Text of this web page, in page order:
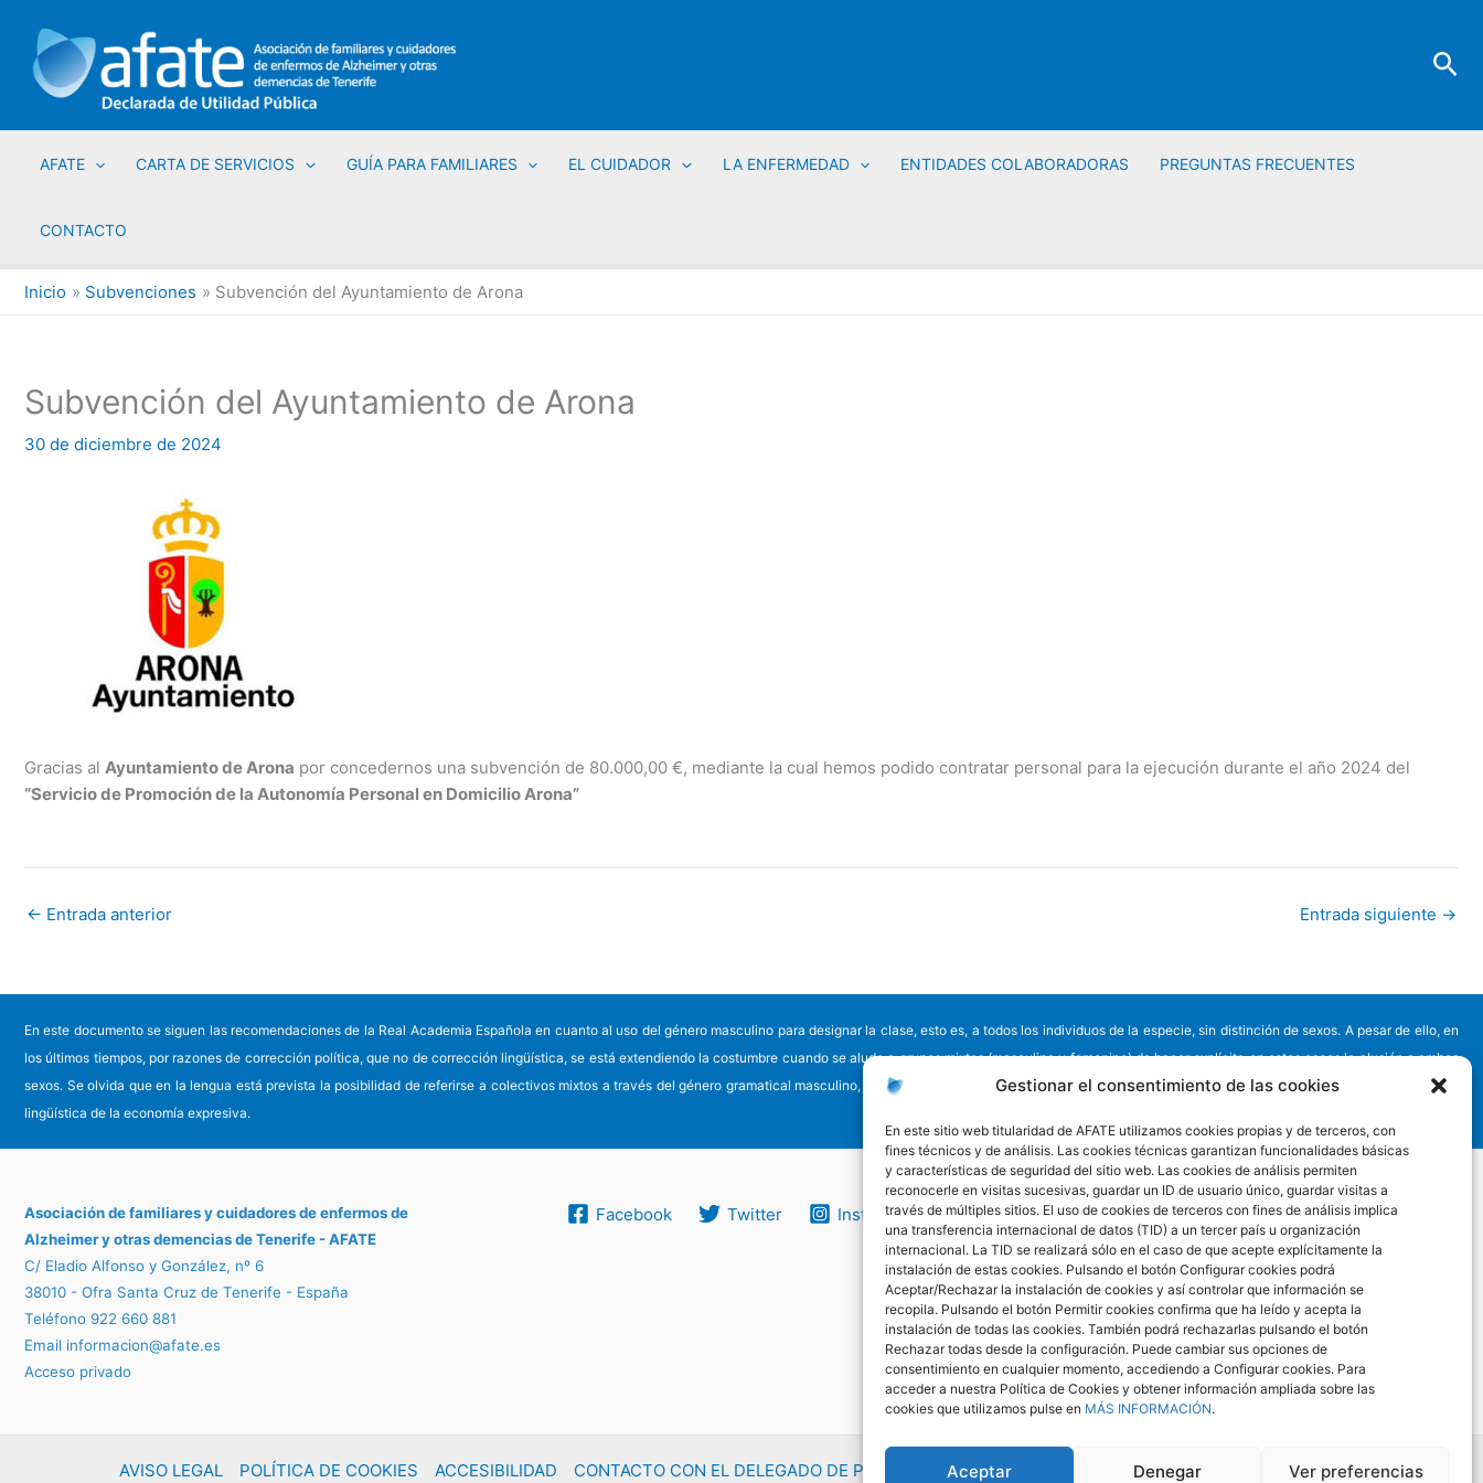
Gestionar el consentimiento de las cookies
En este sitio web titularidad de AFATE utilizamos cookies propias y de terceros, con
fines técnicos y de análisis. Las cookies técnicas garantizan funcionalidades básicas
y características de seguridad del sitio web. Las cookies de análisis permiten
reconocerle en visitas sucesivas, guardar un ID de usuario único, guardar visitas a
través de múltiples sitios. El uso de cookies de terceros con fines de análisis implica
una transferencia internacional de datos (TID) a un tercer país u organización
internacional. La TID se realizará sólo en el caso de que acepte explícitamente la
instalación de estas cookies. Pulsando el botón Configurar cookies podrá
Aceptar/Rechazar la instalación de cookies y así controlar que información se
recopila. Pulsando el botón Permitir cookies confirma que ha leído y acepta la
instalación de todas las cookies. También podrá rechazarlas pulsando el botón
Rechazar todas desde la configuración. Puede cambiar sus opciones de
consentimiento en cualquier momento, accediendo a Configurar cookies. Para
acceder a nuestra Política de Cookies y obtener información ampliada sobre las
cookies que utilizamos pulse en MÁS INFORMACIÓN.
Aceptar Denegar Ver preferencias
contenido
AFATE CARTA DE SERVICIOS GUÍA PARA FAMILIARES EL CUIDADOR LA ENFERMEDAD ENTIDADES COLABORADORAS PREGUNTAS FRECUENTES
CONTACTO
Inicio Subvenciones Subvención del Ayuntamiento de Arona
Subvención del Ayuntamiento de Arona
30 de diciembre de 2024
Gracias al Ayuntamiento de Arona por concedernos una subvención de 80.000,00 €, mediante la cual hemos podido contratar personal para la ejecución durante el año 2024 del
“Servicio de Promoción de la Autonomía Personal en Domicilio Arona”
← Entrada anterior Entrada siguiente →
En este documento se siguen las recomendaciones de la Real Academia Española en cuanto al uso del género masculino para designar la clase, esto es, a todos los individuos de la especie, sin distinción de sexos. A pesar de ello, en
los últimos tiempos, por razones de corrección política, que no de corrección lingüística, se está extendiendo la costumbre cuando se alude a grupos mixtos (masculino y femenino) de hacer explícita en estos casos la alusión a ambos
sexos. Se olvida que en la lengua está prevista la posibilidad de referirse a colectivos mixtos a través del género gramatical masculino, posibilidad en la que no debe verse intención discriminatoria alguna, sino la aplicación de la ley
lingüística de la economía expresiva.
Asociación de familiares y cuidadores de enfermosde
Alzheimer y otras demencias de Tenerife - AFATE
C/ Eladio Alfonso y González, nº 6
38010 - Ofra Santa Cruz de Tenerife - España
Teléfono 922 660 881
Email informacion@afate.es
Acceso privado
Facebook Twitter Instagram
AVISO LEGAL POLÍTICA DE COOKIES ACCESIBILIDAD CONTACTO CON EL DELEGADO DE PROTECCIÓN DE DATOS POLÍTICA DE PROTECCIÓN DE DATOS